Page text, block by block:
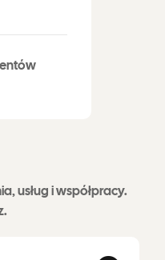
usług i współpracy.